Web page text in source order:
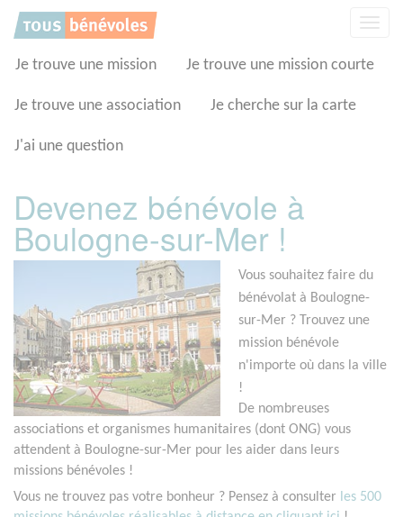
Je trouve une mission Je trouve une mission courte
Je trouve une association Je cherche sur la carte
J'ai une question
Devenez bénévole à
Boulogne-sur-Mer !
Vous souhaitez faire du
bénévolat à Boulogne-
sur-Mer ? Trouvez une
mission bénévole
n'importe où dans la ville
!
De nombreuses
associations et organismes humanitaires (dont ONG) vous
attendent à Boulogne-sur-Mer pour les aider dans leurs
missions bénévoles !
Vous ne trouvez pas votre bonheur ? Pensez à consulter les 500
Panneau de gestion des cookies